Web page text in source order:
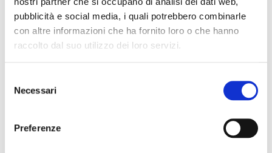
pubblicità e social media, i quali potrebbero combinarle
con altre informazioni che ha fornito loro o che hanno
raccolto dal suo utilizzo dei loro servizi.
delNecessari
Preferenze
Prezzo fino a: